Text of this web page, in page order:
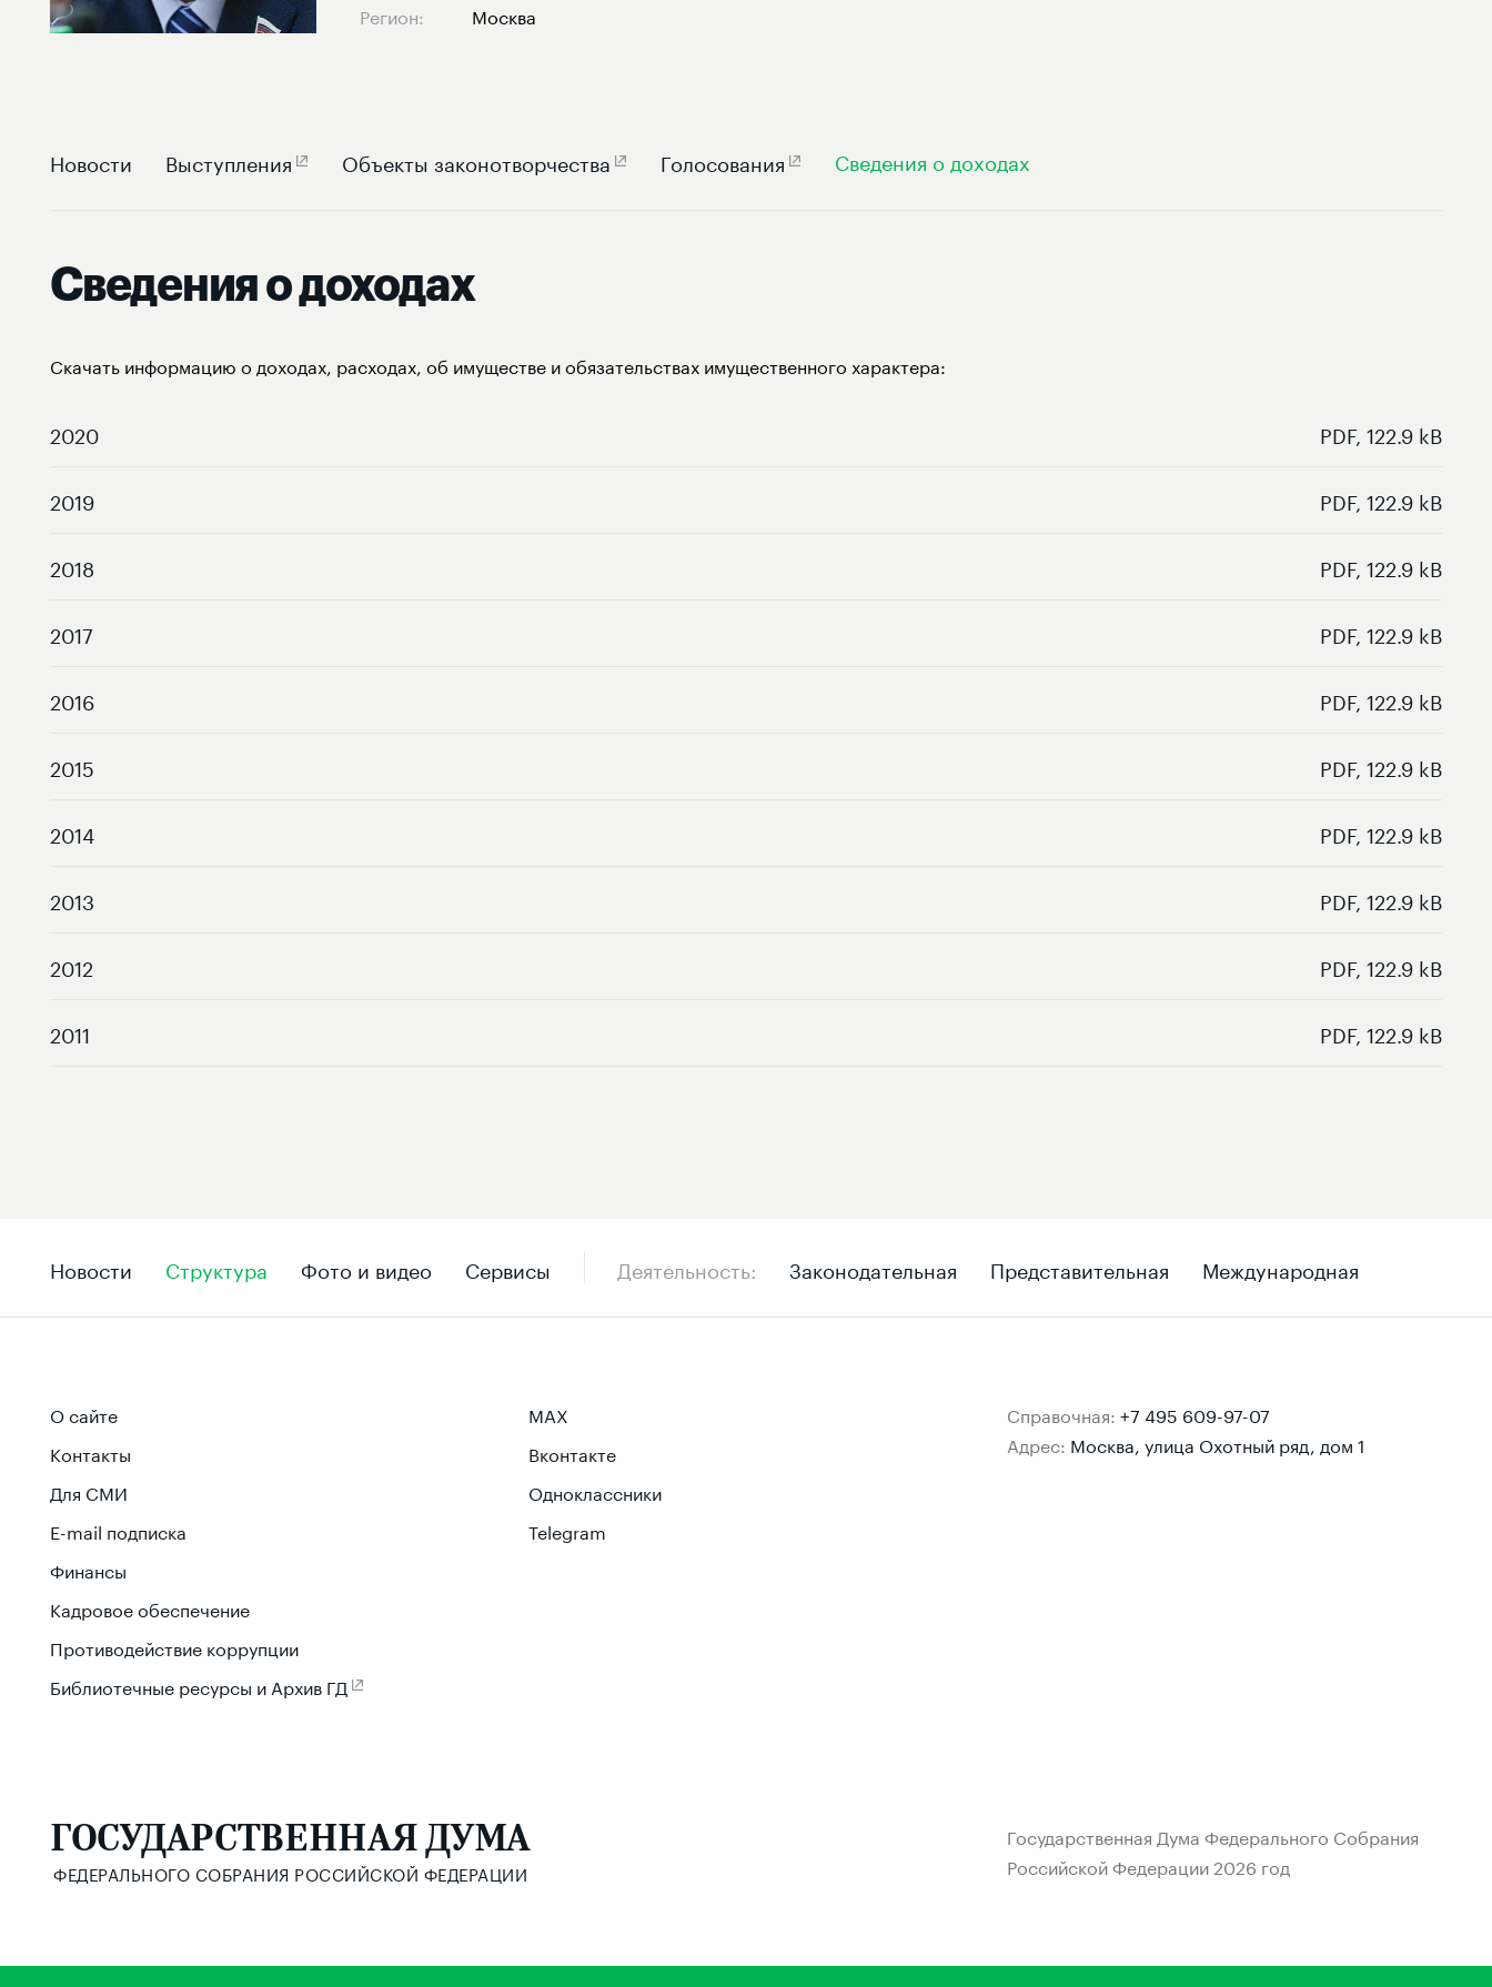
Регион:
Москва
Новости Выступления Объекты законотворчества Голосования Сведения о доходах
Сведения о доходах
Скачать информацию о доходах, расходах, об имуществе и обязательствах имущественного характера:
2020 PDF, 122.9 kB
2019 PDF, 122.9 kB
2018 PDF, 122.9 kB
2017 PDF, 122.9 kB
2016 PDF, 122.9 kB
2015 PDF, 122.9 kB
2014 PDF, 122.9 kB
2013 PDF, 122.9 kB
2012 PDF, 122.9 kB
2011 PDF, 122.9 kB
Новости Структура Фото и видео Сервисы Деятельность Законодательная Представительная Международная
О сайте
Контакты
Для СМИ
E-mail подписка
Финансы
Кадровое обеспечение
Противодействие коррупции
Библиотечные ресурсы и Архив ГД
MAX
Вконтакте
Одноклассники
Telegram
Справочная: +7 495 609-97-07
Адрес: Москва, улица Охотный ряд, дом 1
ГОСУДАРСТВЕННАЯ ДУМА
ФЕДЕРАЛЬНОГО СОБРАНИЯ РОССИЙСКОЙ ФЕДЕРАЦИИ
Государственная Дума Федерального Собрания
Российской Федерации 2026 год